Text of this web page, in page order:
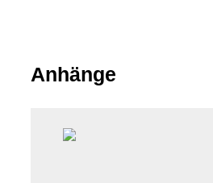
Anhänge